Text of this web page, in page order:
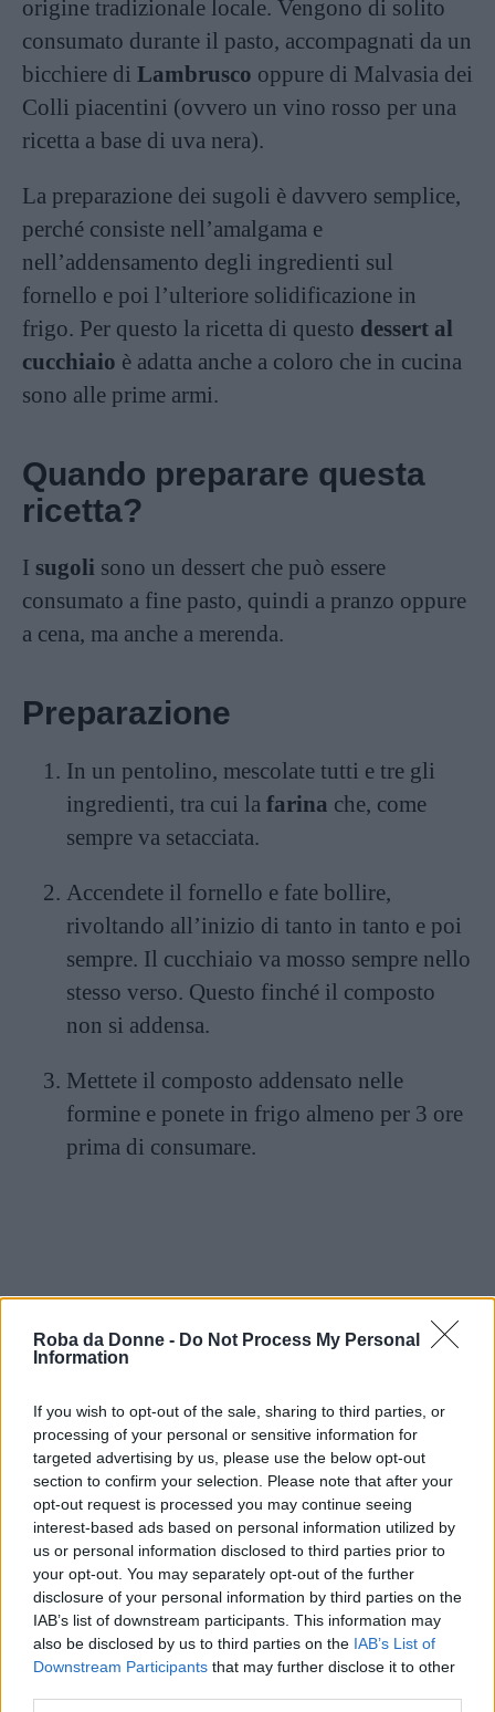
Roba da Donne - Do Not Process My Personal
Information
If you wish to opt-out of the sale, sharing to third parties, or
processing of your personal or sensitive information for
targeted advertising by us, please use the below opt-out
section to confirm your selection. Please note that after your
opt-out request is processed you may continue seeing
interest-based ads based on personal information utilized by
us or personal information disclosed to third parties prior to
your opt-out. You may separately opt-out of the further
disclosure of your personal information by third parties on the
IAB’s list of downstream participants. This information may
also be disclosed by us to third parties on the IAB’s List of
Downstream Participants that may further disclose it to other
origine tradizionale locale. Vengono di solito
consumato durante il pasto, accompagnati da un
bicchiere di Lambrusco oppure di Malvasia dei
Colli piacentini (ovvero un vino rosso per una
ricetta a base di uva nera).
La preparazione dei sugoli è davvero semplice,
perché consiste nell’amalgama e
nell’addensamento degli ingredienti sul
fornello e poi l’ulteriore solidificazione in
frigo. Per questo la ricetta di questo dessert al
cucchiaio è adatta anche a coloro che in cucina
sono alle prime armi.
Quando preparare questa
ricetta?
I sugoli sono un dessert che può essere
consumato a fine pasto, quindi a pranzo oppure
a cena, ma anche a merenda.
Preparazione
In un pentolino, mescolate tutti e tre gli
ingredienti, tra cui la farina che, come
sempre va setacciata.
Accendete il fornello e fate bollire,
rivoltando all’inizio di tanto in tanto e poi
sempre. Il cucchiaio va mosso sempre nello
stesso verso. Questo finché il composto
non si addensa.
Mettete il composto addensato nelle
formine e ponete in frigo almeno per 3 ore
prima di consumare.